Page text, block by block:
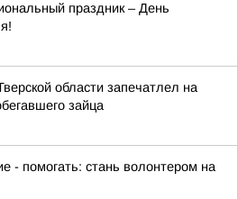
праздник – День
области запечатлел на
зайца
- помогать: стань волонтером на